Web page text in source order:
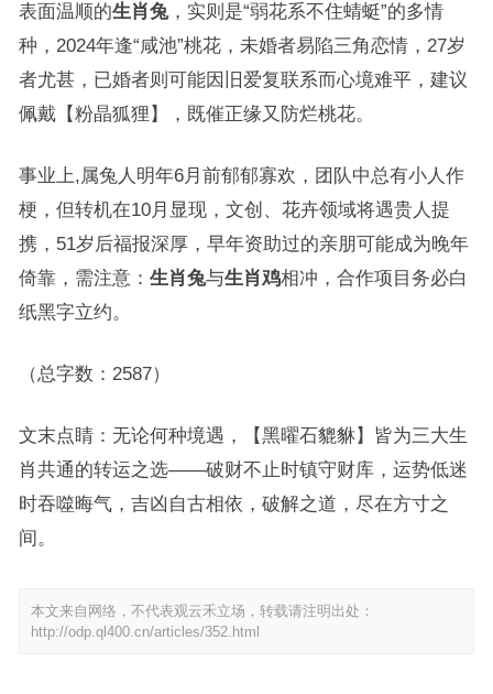
表面温顺的生肖兔，实则是“弱花系不住蜻蜓”的多情
种，2024年逢“咸池”桃花，未婚者易陷三角恋情，27岁
者尤甚，已婚者则可能因旧爱复联系而心境难平，建议
佩戴【粉晶狐狸】，既催正缘又防烂桃花。
事业上,属兔人明年6月前郁郁寡欢，团队中总有小人作
梗，但转机在10月显现，文创、花卉领域将遇贵人提
携，51岁后福报深厚，早年资助过的亲朋可能成为晚年
倚靠，需注意： 生肖兔与生肖鸡相冲，合作项目务必白
纸黑字立约。
（总字数：2587）
文末点睛：无论何种境遇，【黑曜石貔貅】皆为三大生
肖共通的转运之选——破财不止时镇守财库，运势低迷
时吞噬晦气，吉凶自古相依，破解之道，尽在方寸之
间。
本文来自网络，不代表观云禾立场，转载请注明出处：
http://odp.ql400.cn/articles/352.html